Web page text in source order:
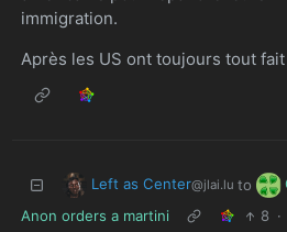
immigration.
Après les US ont toujours tout fait
Left as Center@jlai.lu to
Anon orders a martini
8 ·